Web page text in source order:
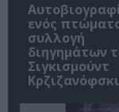
ενός
συλλογή
διηγημάτων
Σιγκισμούντ
Κρζιζανόφσκι